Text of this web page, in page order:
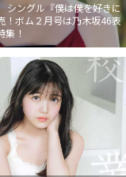
ングル『僕は僕を好きに
！ボム２月号は乃木坂46表
集！